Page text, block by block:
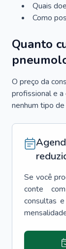
Quais
Como
Quanto
O preço da
profissional e a
nenhum tipo
Se você
conte
consultas